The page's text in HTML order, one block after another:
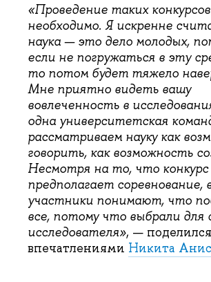
«Проведение таких конкурсов
необходимо. Я искренне
наука — это дело молодых,
если не погружаться в эту
то потом будет тяжело
Мне приятно видеть вашу
вовлеченность в
одна университетская
рассматриваем науку как
говорить, как возможность
Несмотря на то, что конкурс
предполагает соревнование,
участники понимают, что
все, потому что выбрали для
исследователя», —
впечатлениями Никита